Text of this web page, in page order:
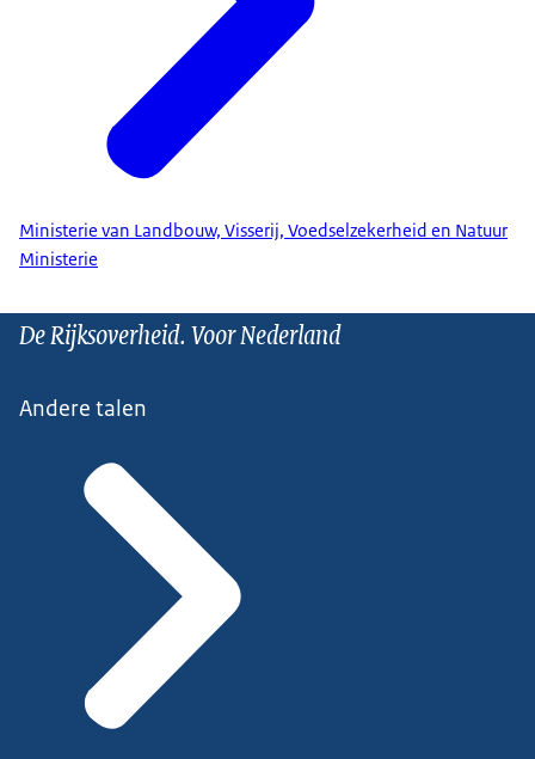
Ministerie van Landbouw, Visserij, Voedselzekerheid en Natuur
Ministerie
De Rijksoverheid. Voor Nederland
Andere talen